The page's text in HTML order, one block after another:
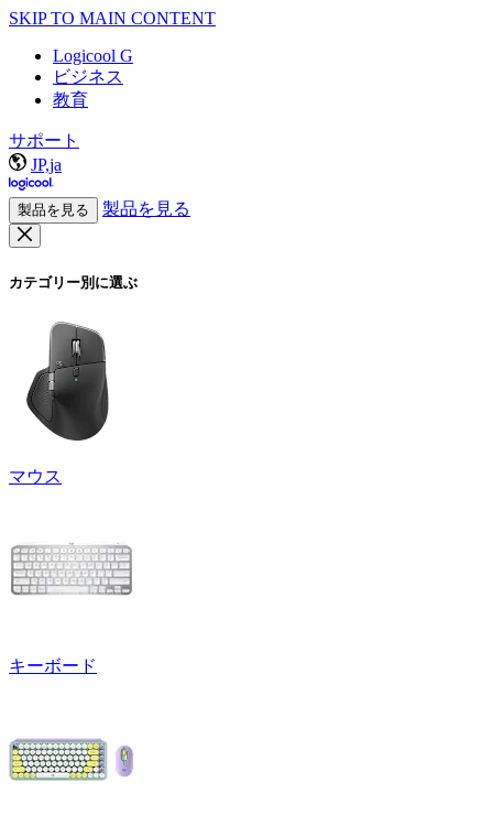
SKIP TO MAIN CONTENT
Logicool G
ビジネス
教育
サポート
JP,ja
製品を見る 製品を見る
カテゴリー別に選ぶ
マウス
キーボード